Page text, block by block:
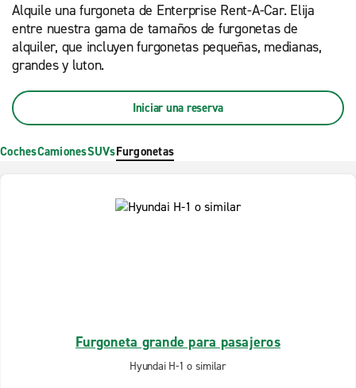
Alquile una furgoneta de Enterprise Rent-A-Car. Elija
entre nuestra gama de tamaños de furgonetas de
alquiler, que incluyen furgonetas pequeñas, medianas,
grandes y luton.
Iniciar una reserva
CochesCamionesSUVsFurgonetas
Furgoneta grande para pasajeros
Hyundai H-1 o similar